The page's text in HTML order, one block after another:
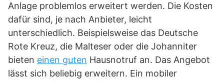
Anlage problemlos erweitert werden. Die Kosten
dafür sind, je nach Anbieter, leicht
unterschiedlich. Beispielsweise das Deutsche
Rote Kreuz, die Malteser oder die Johanniter
bieten einen guten Hausnotruf an. Das Angebot
lässt sich beliebig erweitern. Ein mobiler